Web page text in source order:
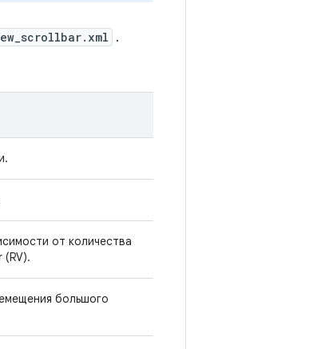
.
от количества
(RV).
большого